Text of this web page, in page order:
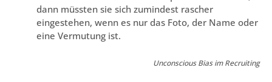
dann müssten sie sich zumindest rascher
eingestehen, wenn es nur das Foto, der Name oder
eine Vermutung ist.
Unconscious Bias im Recruiting